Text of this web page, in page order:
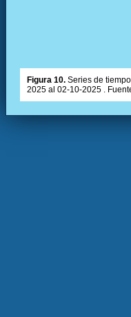
Figura 10. Series de
2025 al 02-10-2025 .